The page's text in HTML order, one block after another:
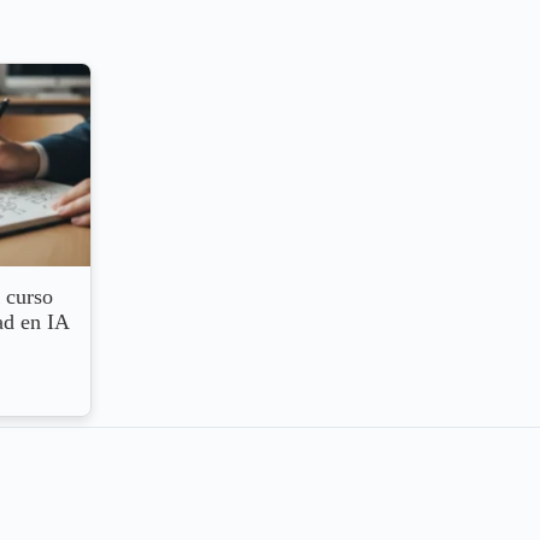
curso
en IA